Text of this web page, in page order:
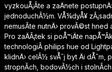
vyzkouÅ¡Ã­te a zaÄnete
jednoduchÃ½m. VÅ¾dyÅ¥
nemusÃ­te nutnÄ› provÃ©st hned
Pro zaÄÃ¡tek si poÅ™iÄte
technologiÃ­ philips hue od
klidnÄ› celÃ½ svÅ¯j byt Äi
stropnÃ­ch, bodovÃ½ch i stolnÃ­ch